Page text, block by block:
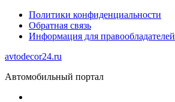
Политики конфиденциальности
Обратная связь
Информация для правообладателей
avtodecor24.ru
Автомобильный портал